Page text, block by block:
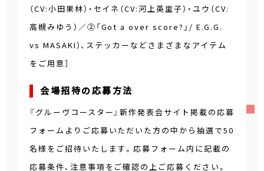
（CV:小田果林）・セイネ（CV:河上英里子）・ユウ（CV:
高槻みゆう）／②「Got a over score?」/ E.G.G.
vs MASAKI）、ステッカーなどさまざまなアイテム
をご用意］
会場招待の応募方法
『グルーヴコースター』新作発表会サイト掲載の応募
フォームよりご応募いただいた方の中から抽選で50
名様をご招待いたします。応募フォーム内に記載の
応募条件、注意事項をご確認の上ご応募ください。